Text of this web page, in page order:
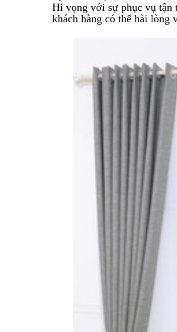
Hi vọng với sự phục vụ tận
khách hàng có thể hài lòng